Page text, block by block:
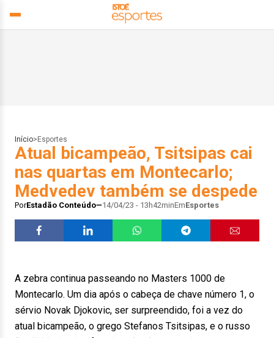
Início> Esportes
Atual bicampeão, Tsitsipas cai
nas quartas em Montecarlo;
Medvedev também se despede
PorEstadão Conteúdo 14/04/23 - 13h42minEmEsportes
A zebra continua passeando no Masters 1000 de
Montecarlo. Um dia após o cabeça de chave número 1, o
sérvio Novak Djokovic, ser surpreendido, foi a vez do
atual bicampeão, o grego Stefanos Tsitsipas, e o russo